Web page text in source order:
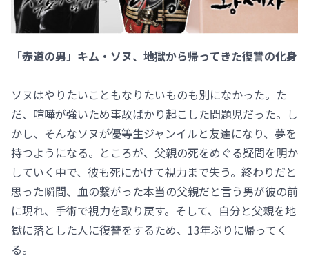
「赤道の男」キム・ソヌ、地獄から帰ってきた復讐の化身
ソヌはやりたいこともなりたいものも別になかった。た
だ、喧嘩が強いため事故ばかり起こした問題児だった。し
かし、そんなソヌが優等生ジャンイルと友達になり、夢を
持つようになる。ところが、父親の死をめぐる疑問を明か
していく中で、彼も死にかけて視力まで失う。終わりだと
思った瞬間、血の繋がった本当の父親だと言う男が彼の前
に現れ、手術で視力を取り戻す。そして、自分と父親を地
獄に落とした人に復讐をするため、13年ぶりに帰ってく
る。